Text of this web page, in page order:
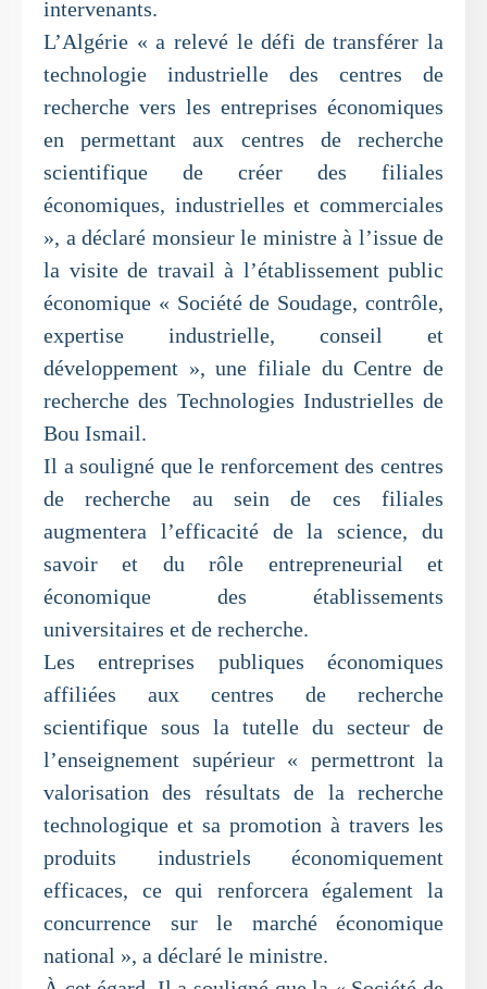
intervenants.
L’Algérie « a relevé le défi de transférer la
technologie industrielle des centres de
recherche vers les entreprises économiques
en permettant aux centres de recherche
scientifique de créer des filiales
économiques, industrielles et commerciales
», a déclaré monsieur le ministre à l’issue de
la visite de travail à l’établissement public
économique « Société de Soudage, contrôle,
expertise industrielle, conseil et
développement », une filiale du Centre de
recherche des Technologies Industrielles de
Bou Ismail.
Il a souligné que le renforcement des centres
de recherche au sein de ces filiales
augmentera l’efficacité de la science, du
savoir et du rôle entrepreneurial et
économique des établissements
universitaires et de recherche.
Les entreprises publiques économiques
affiliées aux centres de recherche
scientifique sous la tutelle du secteur de
l’enseignement supérieur « permettront la
valorisation des résultats de la recherche
technologique et sa promotion à travers les
produits industriels économiquement
efficaces, ce qui renforcera également la
concurrence sur le marché économique
national », a déclaré le ministre.